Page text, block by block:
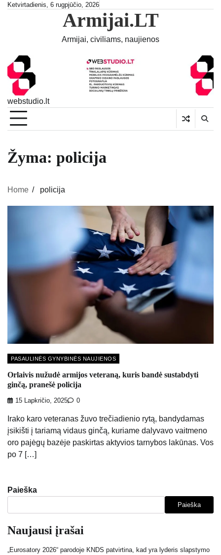
SkipKetvirtadienis, 6 rugpjūčio, 2026
Armijai.LT
Armijai, civiliams, naujienos
webstudio.lt
Žyma: policija
Home policija
PASAULINĖS GYNYBINĖS NAUJIENOS
Orlaivis nužudė armijos veteraną, kuris bandė sustabdyti
ginčą, pranešė policija
15 Lapkričio, 2025 0
Irako karo veteranas žuvo trečiadienio rytą, bandydamas
įsikišti į tariamą vidaus ginčą, kuriame dalyvavo vaitmeno
oro pajėgų bazėje paskirtas aktyvios tarnybos lakūnas. Vos
po 7 […]
Paieška
Paieška
Naujausi įrašai
„Eurosatory 2026“ parodoje KNDS patvirtina, kad yra lyderis slapstymo